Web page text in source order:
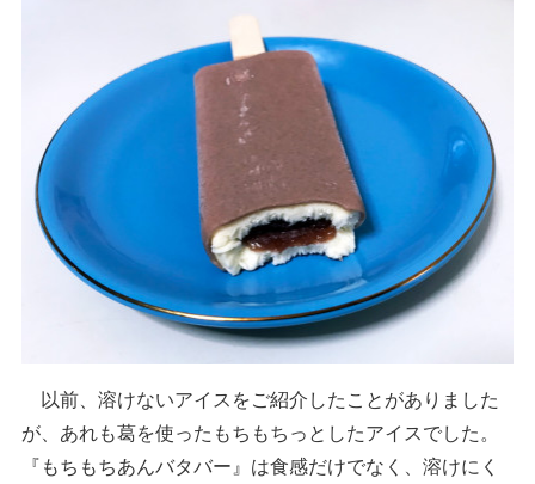
以前、溶けないアイスをご紹介したことがありました
が、あれも葛を使ったもちもちっとしたアイスでした。
『もちもちあんバタバー』は食感だけでなく、溶けにく